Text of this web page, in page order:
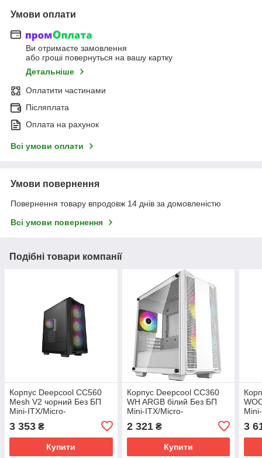
Умови оплати
Ви отримаєте замовлення
або гроші повернуться на вашу картку
Детальніше
Оплатити частинами
Післяплата
Оплата на рахунок
Всі умови оплати
Умови повернення
Повернення товару впродовж 14 днів за домовленістю
Всі умови повернення
Подібні товари компанії
Корпус Deepcool CC560
Mesh V2 чорний Без БП
Mini-ITX/Micro-
3 353 ₴
Купити
Корпус Deepcool CC360
WH ARGB білий Без БП
Mini-ITX/Micro-
2 321₴
Купити
3